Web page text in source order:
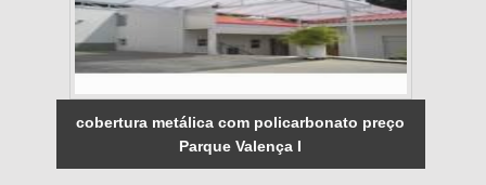
cobertura metálica com policarbonato preço
Parque Valença I